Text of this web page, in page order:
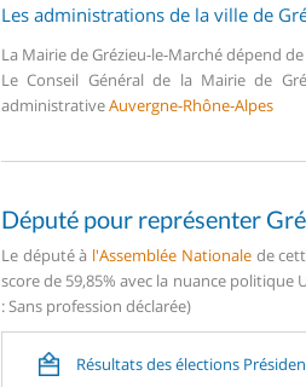
Les administrations de la ville de
La Mairie de Grézieu-le-Marché dépend
Le Conseil Général de la Mairie de
administrativeAuvergne-Rhône-Alpes
Député pour représenter
Le député à l'Assemblée Nationalede
score de 59,85% avec la nuance
: Sans profession déclarée)
Résultats des élections